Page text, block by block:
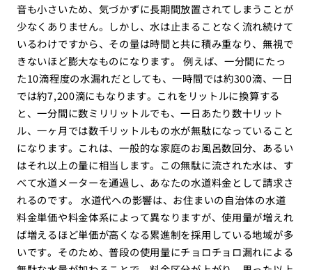
音も小さいため、気づかずに長期間放置されてしまうことが
少なくありません。しかし、水は止まることなく流れ続けて
いるわけですから、その量は時間と共に積み重なり、無視で
きないほど膨大なものになります。 例えば、一分間にたっ
た10滴程度の水漏れだとしても、一時間では約300滴、一日
では約7,200滴にもなります。これをリットルに換算する
と、一分間に数ミリリットルでも、一日あたり数十リット
ル、一ヶ月では数千リットルもの水が無駄になっていること
になります。これは、一般的な家庭のお風呂数回分、あるい
はそれ以上の量に相当します。この無駄に流された水は、す
べて水道メーターを通過し、あなたの水道料金として請求さ
れるのです。 水道代への影響は、お住まいの自治体の水道
料金単価や料金体系によって異なりますが、使用量が増えれ
ば増えるほど単価が高くなる累進制を採用している地域が多
いです。そのため、普段の使用量にチョロチョロ漏れによる